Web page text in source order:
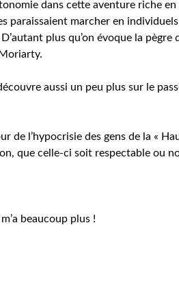
dans cette aventure riche
paraissaient marcher en
plus qu’on évoque la
aussi un peu plus sur le
de l’hypocrisie des gens de la «
que celle-ci soit respectable ou
beaucoup plus !